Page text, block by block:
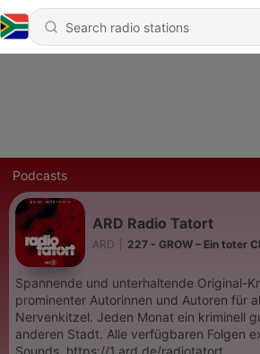
Podcasts
ARD Radio Tatort
ARD 227 - GROW – Ein toter
Spannende und unterhaltende Original-
prominenter Autorinnen und Autoren für
Nervenkitzel. Jeden Monat ein kriminell
anderen Stadt. Alle verfügbaren Folgen
Sounds. https://1.ard.de/radiotatort